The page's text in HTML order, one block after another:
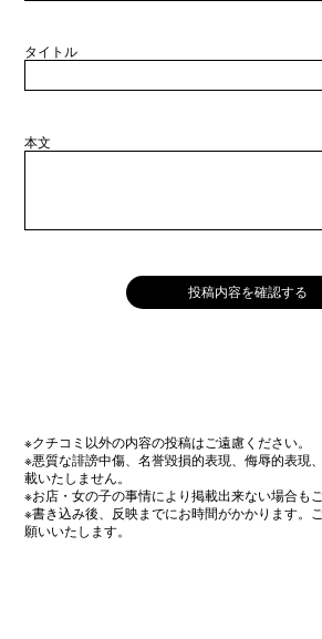
タイトル
本文
※クチコミ以外の内容の投稿はご遠慮ください。
※悪質な誹謗中傷、名誉毀損的表現、侮辱的表現
載いたしません。
※お店・女の子の事情により掲載出来ない場合もご
※書き込み後、反映までにお時間がかかります。
願いいたします。